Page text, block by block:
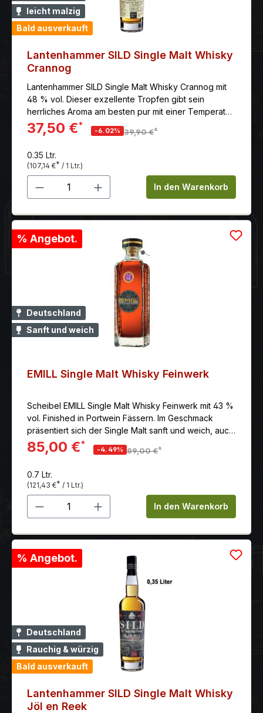
leicht malzig
Bald ausverkauft
Lantenhammer SILD Single Malt Whisky
Crannog
Lantenhammer SILD Single Malt Whisky Crannog mit
48 % vol. Dieser exzellente Tropfen gibt sein
herrliches Aroma am besten pur mit einer Temperatur
von etwa 14°C preis.
37,50 €*
-6.02% 39,90 €*
0.35 Ltr.
(107,14 €* / 1 Ltr.)
Produkt Anzahl: Gib denIn den Warenkorb
% Angebot.
Deutschland
Sanft und weich
EMILL Single Malt Whisky Feinwerk
Scheibel EMILL Single Malt Whisky Feinwerk mit 43 %
vol. Finished in Portwein Fässern. Im Geschmack
präsentiert sich der Single Malt sanft und weich, auch
ölig mit Noten von Kakao bis Milchschokolade,
kandierten Zitrusfrüchten und einer leichten Kraft auf
Nachklang deutliche Noten von Zartbitterschokolade.
Ein ausgewogener Whisky, der mit Fruchtnuancen zu
überzeugen weiß.
85,00 €*
-4.49% 89,00 €*
0.7 Ltr.
(121,43 €* / 1 Ltr.)
Produkt Anzahl: Gib denIn den Warenkorb
% Angebot.
Deutschland
Rauchig & würzig
Bald ausverkauft
Lantenhammer SILD Single Malt Whisky
Jöl en Reek